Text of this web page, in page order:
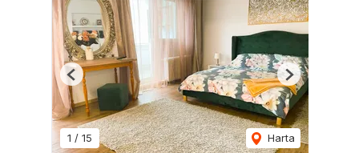
1 / 15 Harta
Previous Next